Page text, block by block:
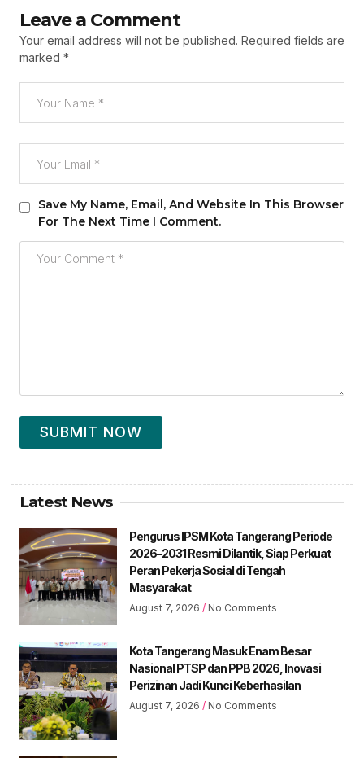
Leave a Comment
Your email address will not be published. Required fields are
marked *
Save My Name, Email, And Website In This Browser
For The Next Time I Comment.
SUBMIT NOW
Latest News
Pengurus IPSM Kota Tangerang Periode
2026–2031 Resmi Dilantik, Siap Perkuat
Peran Pekerja Sosial di Tengah
Masyarakat
August 7, 2026 No Comments
Kota Tangerang Masuk Enam Besar
Nasional PTSP dan PPB 2026, Inovasi
Perizinan Jadi Kunci Keberhasilan
August 7, 2026 No Comments